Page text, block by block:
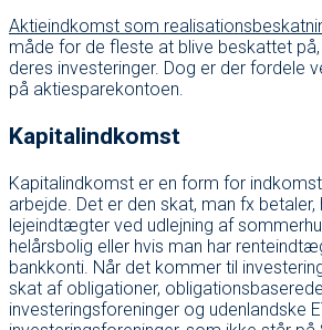
Aktieindkomst som
måde for de fleste at blive beskattet
deres investeringer. Dog er der fordele
på aktiesparekontoen.
Kapitalindkomst
Kapitalindkomst er en form for
arbejde. Det er den skat, man fx betaler,
lejeindtægter ved udlejning af
helårsbolig eller hvis man har
bankkonti. Når det kommer til
skat af obligationer, obligationsbaserede
investeringsforeninger og udenlandske